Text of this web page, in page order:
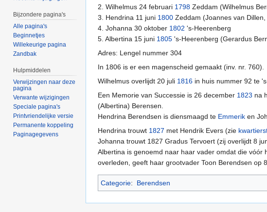
2. Wilhelmus 24 februari 1798 Zeddam (Wilhelmus
3. Hendrina 11 juni 1800 Zeddam (Joannes van
4. Johanna 30 oktober 1802 's-Heerenberg
5. Albertina 15 juni 1805 's-Heerenberg (Gerardus
Adres: Lengel nummer 304
In 1806 is er een magenscheid gemaakt (inv. nr. 760).
Wilhelmus overlijdt 20 juli 1816 in huis nummer 92 te
Een Memorie van Successie is 26 december 1823 na
(Albertina) Berensen.
Hendrina Berendsen is diensmaagd te Emmerik en
Hendrina trouwt 1827 met Hendrik Evers (zie
Johanna trouwt 1827 Gradus Tervoert (zij overlijdt 8
Albertina is genoemd naar haar vader omdat die vóór
overleden, geeft haar grootvader Toon Berendsen op
Categorie: Berendsen
Bijzondere pagina's
Alle pagina's
Beginnetjes
Willekeurige pagina
Zandbak
Hulpmiddelen
Verwijzingen naar deze
pagina
Verwante wijzigingen
Speciale pagina's
Printvriendelijke versie
Permanente koppeling
Paginagegevens